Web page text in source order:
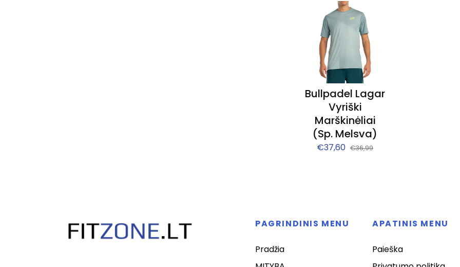
Bullpadel Lagar
Vyriški
Marškinėliai
(sp. Melsva)
€37,60 €36,99
PAGRINDINIS MENU
Pradžia
APATINIS MENU
Paieška